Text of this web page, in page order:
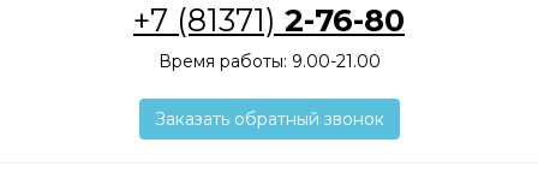
+7 (81371) 2-76-80
Время работы: 9.00-21.00
Заказать обратный звонок